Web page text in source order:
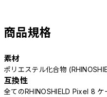
商品規格
素材
ポリエステル化合物
互換性
全てのRHINOSHIELD Pixel 8 ケ